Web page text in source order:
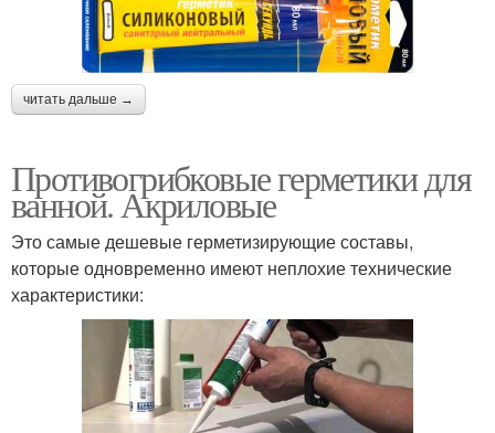
читать дальше →
Противогрибковые герметики для
ванной. Акриловые
Это самые дешевые герметизирующие составы,
которые одновременно имеют неплохие технические
характеристики: